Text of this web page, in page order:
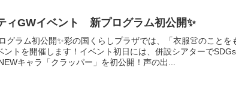
GWイベント 新プログラム初公開✨
ラム初公開✨彩の国くらしプラザでは、「衣服👚のことを
ントを開催します！イベント初日には、併設シアターで
キャラ「クラッパー」を初公開！声の出...